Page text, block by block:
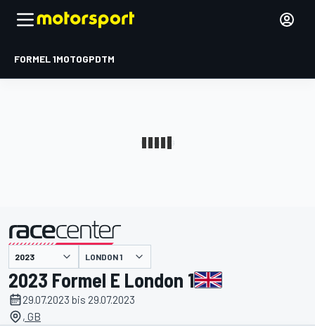
FORMEL 1MOTOGPDTM
LONDON 1
2023 Formel E London 1
29.07.2023 bis 29.07.2023
, GB